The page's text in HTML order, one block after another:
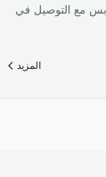
مع التوصيل في
المزيد